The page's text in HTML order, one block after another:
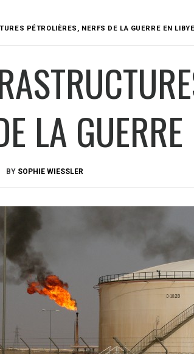
PÉTROLIÈRES, NERFS DE LA GUERRE EN LIBYE
LA
BY SOPHIE WIESSLER